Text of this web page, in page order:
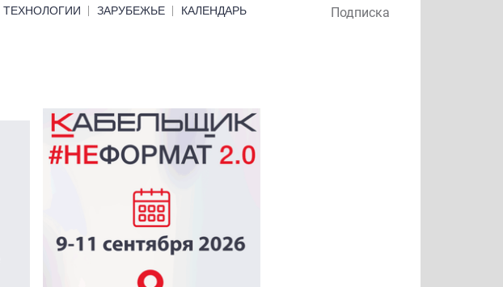
Подписка
ТЕХНОЛОГИИ ЗАРУБЕЖЬЕ КАЛЕНДАРЬ